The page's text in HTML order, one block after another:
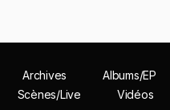
Archives Albums/EP
Scènes/Live
Vidéos